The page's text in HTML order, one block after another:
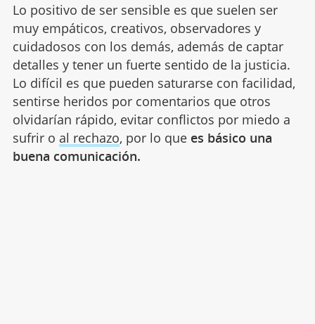
Lo positivo de ser sensible es que suelen ser
muy empáticos, creativos, observadores y
cuidadosos con los demás, además de captar
detalles y tener un fuerte sentido de la justicia.
Lo difícil es que pueden saturarse con facilidad,
sentirse heridos por comentarios que otros
olvidarían rápido, evitar conflictos por miedo a
sufrir o al rechazo, por lo quees básico una
buena comunicación.